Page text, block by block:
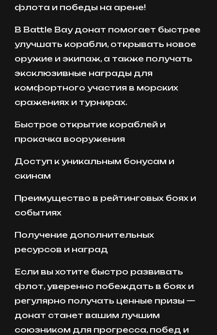
флота и победы на арене!
В Battle Bay донат помогает быстрее
улучшать корабли, открывать новое
оружие и экипаж, а также получать
эксклюзивные награды для
комфортного участия в морских
сражениях и турнирах.
Быстрое открытие кораблей и
прокачка вооружения
Доступ к уникальным бонусам и
скинам
Преимущество в рейтинговых боях и
событиях
Получение дополнительных
ресурсов и наград
Если вы хотите быстро развивать
флот, уверенно побеждать в боях и
регулярно получать ценные призы —
донат станет вашим лучшим
союзником для прогресса, побед и